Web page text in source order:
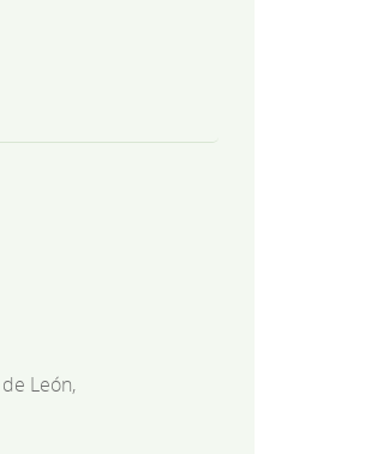
León,